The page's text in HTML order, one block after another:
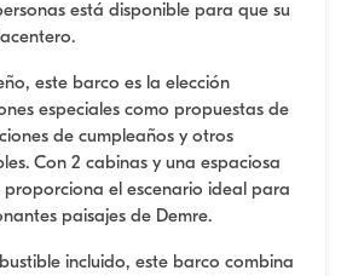
está disponible para que su
este barco es la elección
especiales como propuestas de
de cumpleaños y otros
Con 2 cabinas y una espaciosa
el escenario ideal para
paisajes de Demre.
incluido, este barco combina